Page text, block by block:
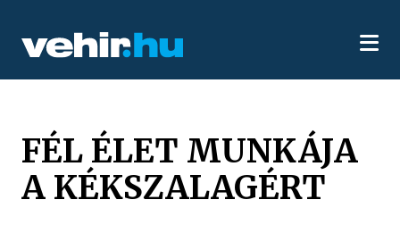
FÉL ÉLET MUNKÁJA
A KÉKSZALAGÉRT